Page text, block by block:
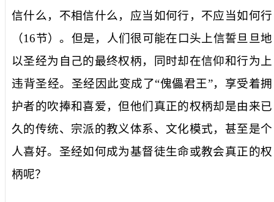
信什么，不相信什么，应当如何行，不应当如何行
（16节）。但是，人们很可能在口头上信誓旦旦地
以圣经为自己的最终权柄，同时却在信仰和行为上
违背圣经。圣经因此变成了“傀儡君王”，享受着拥
护者的吹捧和喜爱，但他们真正的权柄却是由来已
久的传统、宗派的教义体系、文化模式，甚至是个
人喜好。圣经如何成为基督徒生命或教会真正的权
柄呢？